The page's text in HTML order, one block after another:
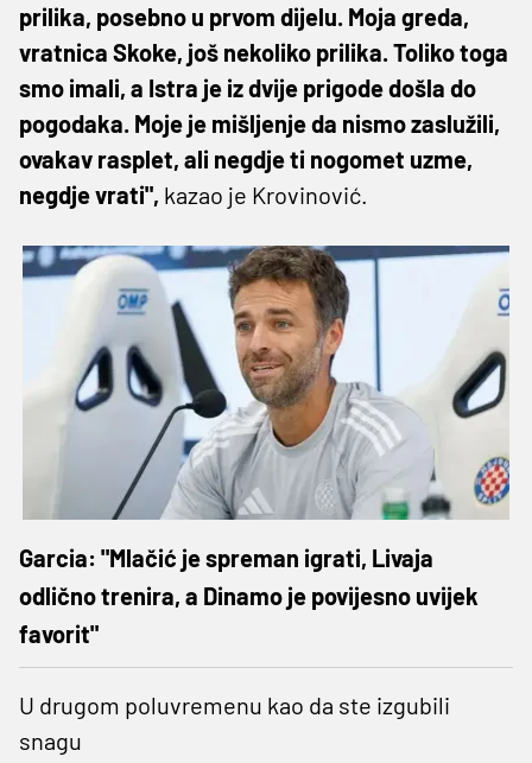
prilika, posebno u prvom dijelu. Moja greda,
vratnica Skoke, još nekoliko prilika. Toliko toga
smo imali, a Istra je iz dvije prigode došla do
pogodaka. Moje je mišljenje da nismo zaslužili,
ovakav rasplet, ali negdje ti nogomet uzme,
negdje vrati", kazao je Krovinović.
Garcia: "Mlačić je spreman igrati, Livaja
odlično trenira, a Dinamo je povijesno uvijek
favorit"
U drugom poluvremenu kao da ste izgubili
snagu